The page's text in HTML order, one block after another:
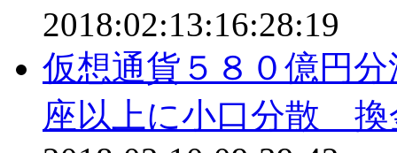
2018:02:13:16:28:19
仮想通貨５８０億円
座以上に小口分散 換